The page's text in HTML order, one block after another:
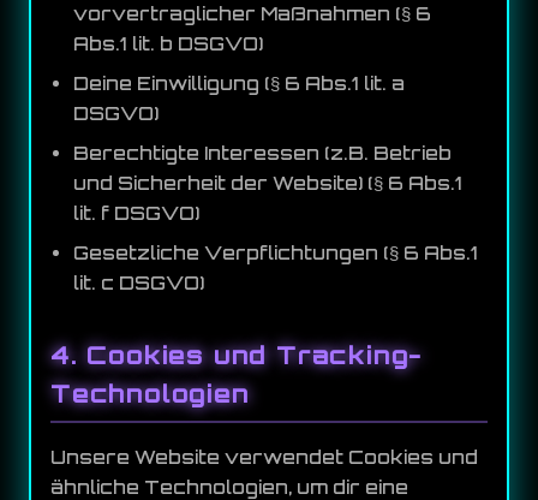
vorvertraglicher Maßnahmen (§ 6
Abs.1 lit. b DSGVO)
Deine Einwilligung (§ 6 Abs.1 lit. a
DSGVO)
Berechtigte Interessen (z.B. Betrieb
und Sicherheit der Website) (§ 6 Abs.1
lit. f DSGVO)
Gesetzliche Verpflichtungen (§ 6 Abs.1
lit. c DSGVO)
4. Cookies und Tracking-
Technologien
Unsere Website verwendet Cookies und
ähnliche Technologien, um dir eine